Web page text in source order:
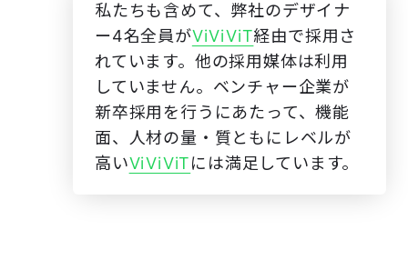
私たちも含めて、弊社のデザイナ
ー4名全員がViViViT経由で採用さ
れています。他の採用媒体は利用
していません。ベンチャー企業が
新卒採用を行うにあたって、機能
面、人材の量・質ともにレベルが
高いViViViTには満足しています。